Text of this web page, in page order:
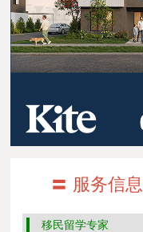
〓 服务信息
移民留学专家